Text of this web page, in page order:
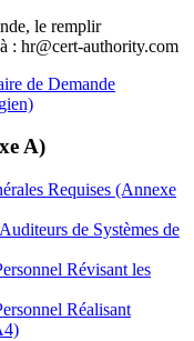
le remplir
: hr@cert-authority.com
de Demande
A)
Requises (Annexe
de Systèmes de
Révisant les
Réalisant